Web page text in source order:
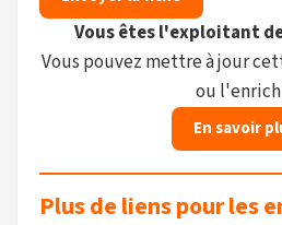
Vous êtes l'exploitant
Vous pouvez mettre à jour
ou
En savoir
Plus de liens pour les